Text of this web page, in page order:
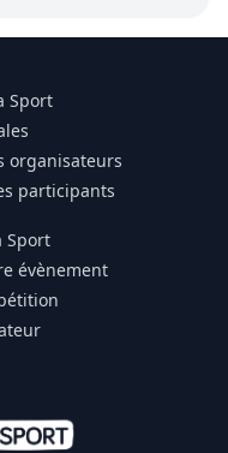
Sport
organisateurs
participants
Sport
évènement